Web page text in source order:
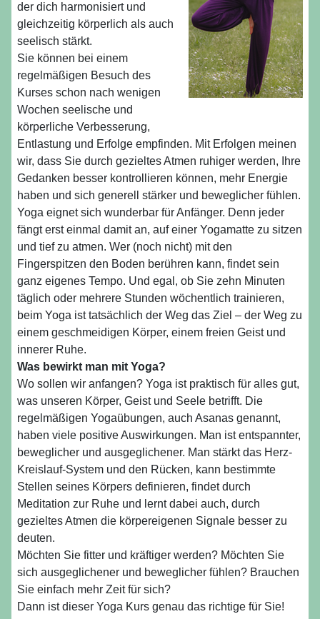
der dich harmonisiert und
gleichzeitig körperlich als auch
seelisch stärkt.
Sie können bei einem
regelmäßigen Besuch des
Kurses schon nach wenigen
Wochen seelische und
körperliche Verbesserung,
Entlastung und Erfolge empfinden. Mit Erfolgen meinen
wir, dass Sie durch gezieltes Atmen ruhiger werden, Ihre
Gedanken besser kontrollieren können, mehr Energie
haben und sich generell stärker und beweglicher fühlen.
Yoga eignet sich wunderbar für Anfänger. Denn jeder
fängt erst einmal damit an, auf einer Yogamatte zu sitzen
und tief zu atmen. Wer (noch nicht) mit den
Fingerspitzen den Boden berühren kann, findet sein
ganz eigenes Tempo. Und egal, ob Sie zehn Minuten
täglich oder mehrere Stunden wöchentlich trainieren,
beim Yoga ist tatsächlich der Weg das Ziel – der Weg zu
einem geschmeidigen Körper, einem freien Geist und
innerer Ruhe.
Was bewirkt man mit Yoga?
Wo sollen wir anfangen? Yoga ist praktisch für alles gut,
was unseren Körper, Geist und Seele betrifft. Die
regelmäßigen Yogaübungen, auch Asanas genannt,
haben viele positive Auswirkungen. Man ist entspannter,
beweglicher und ausgeglichener. Man stärkt das Herz-
Kreislauf-System und den Rücken, kann bestimmte
Stellen seines Körpers definieren, findet durch
Meditation zur Ruhe und lernt dabei auch, durch
gezieltes Atmen die körpereigenen Signale besser zu
deuten.
Möchten Sie fitter und kräftiger werden? Möchten Sie
sich ausgeglichener und beweglicher fühlen? Brauchen
Sie einfach mehr Zeit für sich?
Dann ist dieser Yoga Kurs genau das richtige für Sie!